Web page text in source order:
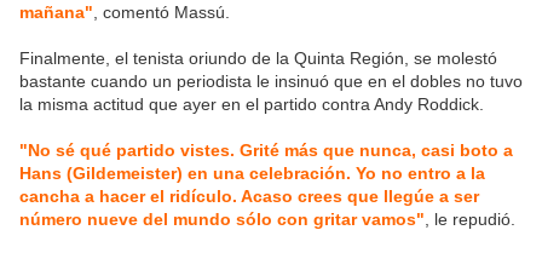
mañana" , comentó Massú.
Finalmente, el tenista oriundo de la Quinta Región, se molestó
bastante cuando un periodista le insinuó que en el dobles no tuvo
la misma actitud que ayer en el partido contra Andy Roddick.
"No sé qué partido vistes. Grité más que nunca, casi boto a
Hans (Gildemeister) en una celebración. Yo no entro a la
cancha a hacer el ridículo. Acaso crees que llegúe a ser
número nueve del mundo sólo con gritar vamos" , le repudió.